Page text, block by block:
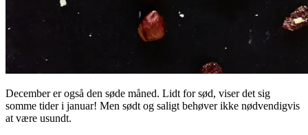
December er også den søde måned. Lidt for sød, viser det sig
somme tider i januar! Men sødt og saligt behøver ikke nødvendigvis
at være usundt.